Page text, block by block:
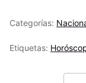
Categorías:
Etiquetas: